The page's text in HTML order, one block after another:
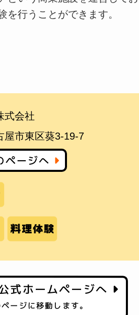
を行うことができます。
式会社
屋市東区葵3-19-7
ページへ
式ホームページへ
ージに移動します。